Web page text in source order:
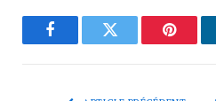
FacebookTwitter